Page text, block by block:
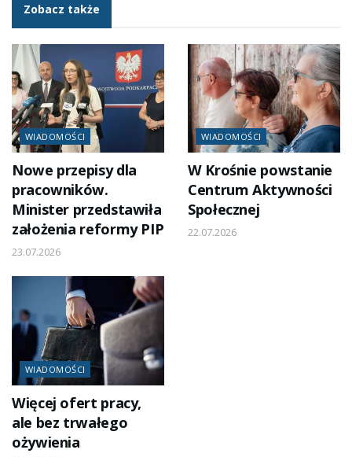
Zobacz także
WIADOMOŚCI
Nowe przepisy dla
pracowników.
Minister przedstawiła
założenia reformy PIP
23.07.2026
WIADOMOŚCI
W Krośnie powstanie
Centrum Aktywności
Społecznej
22.07.2026
WIADOMOŚCI
Więcej ofert pracy,
ale bez trwałego
ożywienia